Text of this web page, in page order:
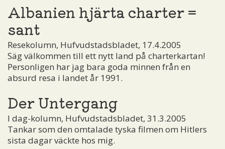
Albanien hjärta charter =
sant
Resekolumn, Hufvudstadsbladet, 17.4.2005
Säg välkommen till ett nytt land på charterkartan!
Personligen har jag bara goda minnen från en
absurd resa i landet år 1991.
Der Untergang
I dag-kolumn, Hufvudstadsbladet, 31.3.2005
Tankar som den omtalade tyska filmen om Hitlers
sista dagar väckte hos mig.